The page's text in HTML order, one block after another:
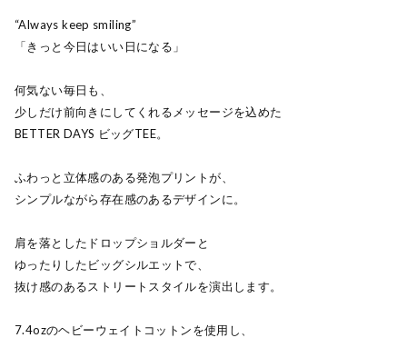
“Always keep smiling”
「きっと今日はいい日になる」
何気ない毎日も、
少しだけ前向きにしてくれるメッセージを込めた
BETTER DAYS ビッグTEE。
ふわっと立体感のある発泡プリントが、
シンプルながら存在感のあるデザインに。
肩を落としたドロップショルダーと
ゆったりしたビッグシルエットで、
抜け感のあるストリートスタイルを演出します。
7.4ozのヘビーウェイトコットンを使用し、